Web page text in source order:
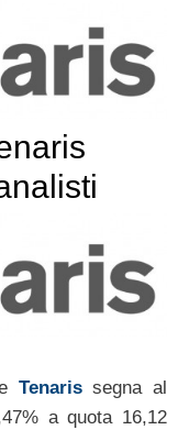
Tenarissegna al
a quota 16,12